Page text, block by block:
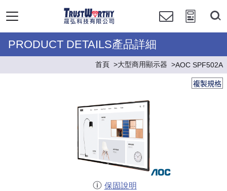
PRODUCT DETAILS產品詳細
首頁 大型商用顯示器 AOC SPF502A
複製規格
保固說明